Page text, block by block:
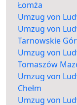
Łomża
Umzug von
Umzug von
Tarnowskie
Umzug von
Tomaszów
Umzug von
Chełm
Umzug von